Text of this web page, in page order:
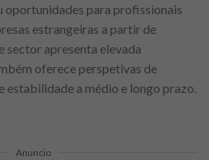
para profissionais
estrangeiras a partir de
apresenta elevada
oferece perspetivas de
estabilidade a médio e longo prazo.
Anuncio